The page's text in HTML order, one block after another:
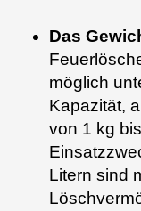
Das
möglich
Kapazität,
von 1 kg
Litern sind